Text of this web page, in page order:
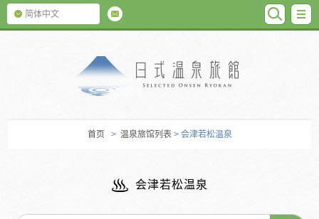
简体中文
首页 > 温泉旅馆列表 > 会津若松温泉
会津若松温泉